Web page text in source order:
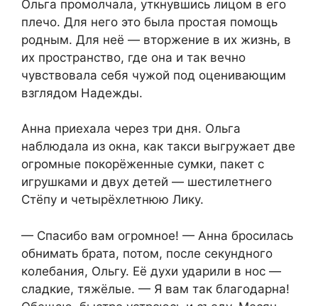
Ольга промолчала, уткнувшись лицом в его
плечо. Для него это была простая помощь
родным. Для неё — вторжение в их жизнь, в
их пространство, где она и так вечно
чувствовала себя чужой под оценивающим
взглядом Надежды.
Анна приехала через три дня. Ольга
наблюдала из окна, как такси выгружает две
огромные покорёженные сумки, пакет с
игрушками и двух детей — шестилетнего
Стёпу и четырёхлетнюю Лику.
— Спасибо вам огромное! — Анна бросилась
обнимать брата, потом, после секундного
колебания, Ольгу. Её духи ударили в нос —
сладкие, тяжёлые. — Я вам так благодарна!